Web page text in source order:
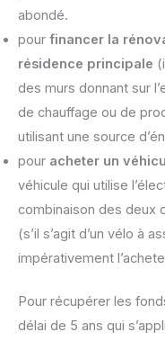
abondé.
pour financer la
résidence principale
des murs donnant sur
de chauffage ou de
utilisant une source
pour acheter un
véhicule qui utilise
combinaison des deux
(s’il s’agit d’un vélo à
impérativement
Pour récupérer les
délai de 5 ans qui